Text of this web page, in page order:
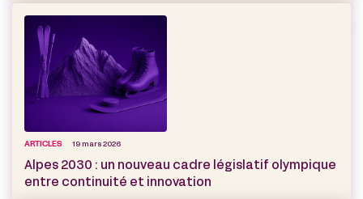
ARTICLES 19 mars 2026
Alpes 2030 : un nouveau cadre législatif olympique
entre continuité et innovation